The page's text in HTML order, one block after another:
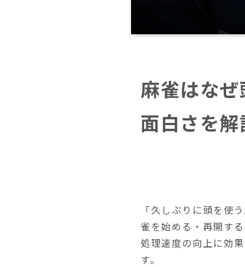
麻雀はな
面白さを解
「久しぶりに頭を使
雀を始める・再開す
処理速度の向上に効
す。